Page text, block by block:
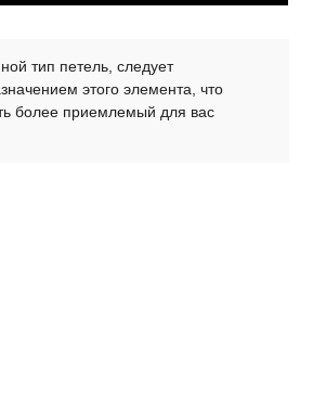
тип петель, следует
этого элемента, что
более приемлемый для вас